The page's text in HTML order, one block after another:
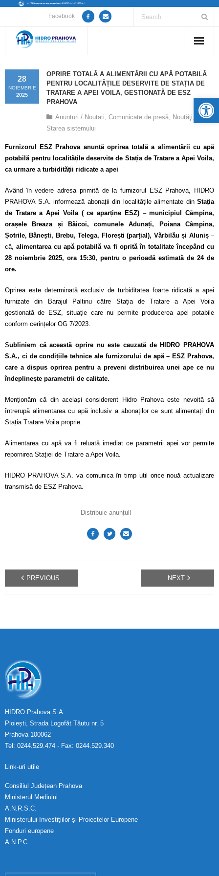
Facebook
Despre noi
Utile
Informații de interes public
Calitatea apei
Comunicare
OPRIRE TOTALĂ A ALIMENTĂRII CU APĂ POTABILĂ
PENTRU LOCALITĂȚILE DESERVITE DE STAȚIA DE
TRATARE A APEI VOILA, GESTIONATĂ DE ESZ
PRAHOVA
28
NOIEMBRIE
2025
Anunturi / Noutati, Comunicate de presă, Noutăţi,
Starea sistemului
Furnizorul ESZ Prahova anunță oprirea totală a alimentării cu apă
potabilă pentru localitățile deservite de Stația de Tratare a Apei Voila,
ca urmare a turbidității ridicate a apei
Având în vedere adresa primită de la furnizorul ESZ Prahova, HIDRO
PRAHOVA S.A. informează abonații din localitățile alimentate din Stația
de Tratare a Apei Voila ( ce aparține ESZ)–municipiul Câmpina,
orașele Breaza și Băicoi, comunele Adunați, Poiana Câmpina,
Șotrile, Bănești, Brebu, Telega, Florești (parțial), Vărbilău și Aluniș–
că, alimentarea cu apă potabilă va fi oprită în totalitate începând cu
28 noiembrie 2025, ora 15:30, pentru o perioadă estimată de 24 de
ore.
Oprirea este determinată exclusiv de turbiditatea foarte ridicată a apei
furnizate din Barajul Paltinu către Stația de Tratare a Apei Voila
gestionată de ESZ, situație care nu permite producerea apei potabile
conform cerințelor OG 7/2023.
Subliniem că această oprire nu este cauzată de HIDRO PRAHOVA
S.A., ci de condițiile tehnice ale furnizorului de apă – ESZ Prahova,
care a dispus oprirea pentru a preveni distribuirea unei ape ce nu
îndeplinește parametrii de calitate.
Menționăm că din același considerent Hidro Prahova este nevoită să
întrerupă alimentarea cu apă inclusiv a abonaților ce sunt alimentați din
Stația Tratare Voila proprie.
Alimentarea cu apă va fi reluată imediat ce parametrii apei vor permite
repornirea Stației de Tratare a Apei Voila.
HIDRO PRAHOVA S.A. va comunica în timp util orice nouă actualizare
transmisă de ESZ Prahova.
Distribuie anunțul!
PREVIOUS NEXT
HIDRO Prahova S.A.
Ploiești, Strada Logofăt Tăutu nr. 5
Prahova 100062
Tel: 0244.529.474 - Fax: 0244.529.340
Link-uri utile
Consiliul Județean Prahova
Ministerul Mediului
A.N.R.S.C.
Ministerului Investițiilor și Proiectelor Europene
Fonduri europene
A.N.P.C